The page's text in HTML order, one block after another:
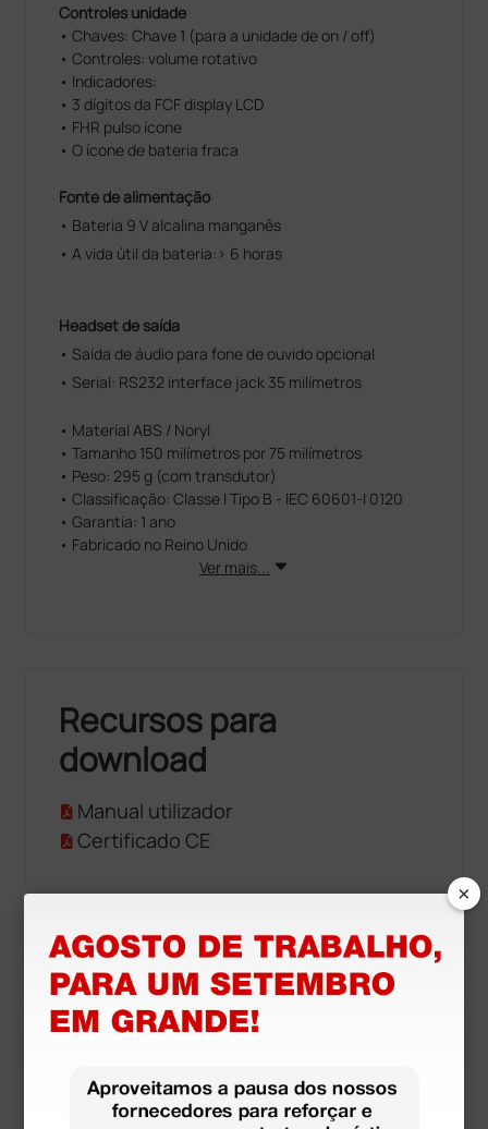
Controles unidade
• Chaves: Chave 1 (para a unidade de on / off)
• Controles: volume rotativo
• Indicadores:
• 3 dígitos da FCF display LCD
• FHR pulso ícone
• O ícone de bateria fraca
Fonte de alimentação
• Bateria 9 V alcalina manganês
• A vida útil da bateria:> 6 horas
Headset de saída
• Saída de áudio para fone de ouvido opcional
• Serial: RS232 interface jack 35 milímetros
• Material ABS / Noryl
• Tamanho 150 milímetros por 75 milímetros
• Peso: 295 g (com transdutor)
• Classificação: Classe I Tipo B - IEC 60601-I 0120
• Garantia: 1 ano
• Fabricado no Reino Unido
Ver mais...
Recursos para
download
Manual utilizador
Certificado CE
Produtos similares
×